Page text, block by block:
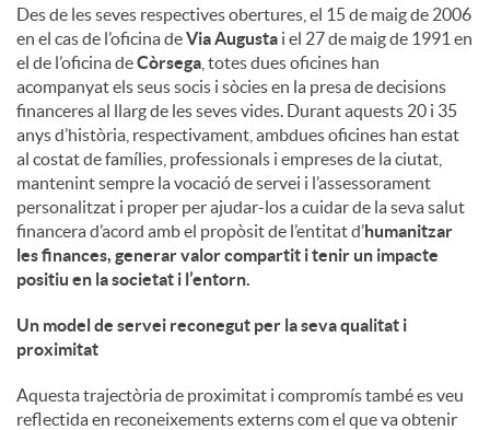
u
t
s
Des de les seves respectives obertures, el 15 de maig de 2006
en el cas de l’oficina deVia Augusta i el 27 de maig de 1991 en
el de l’oficina deCòrsega , totes dues oficines han
acompanyat els seus socis i sòcies en la presa de decisions
financeres al llarg de les seves vides. Durant aquests 20 i 35
anys d’història, respectivament, ambdues oficines han estat
al costat de famílies, professionals i empreses de la ciutat,
mantenint sempre la vocació de servei i l’assessorament
personalitzat i proper per ajudar-los a cuidar de la seva salut
financera d’acord amb el propòsit de l’entitat d’humanitzar
les finances, generar valor compartit i tenir un impacte
positiu en la societat i l’entorn.
Un model de servei reconegut per la seva qualitat i
proximitat
Aquesta trajectòria de proximitat i compromís també es veu
reflectida en reconeixements externs com el que va obtenir